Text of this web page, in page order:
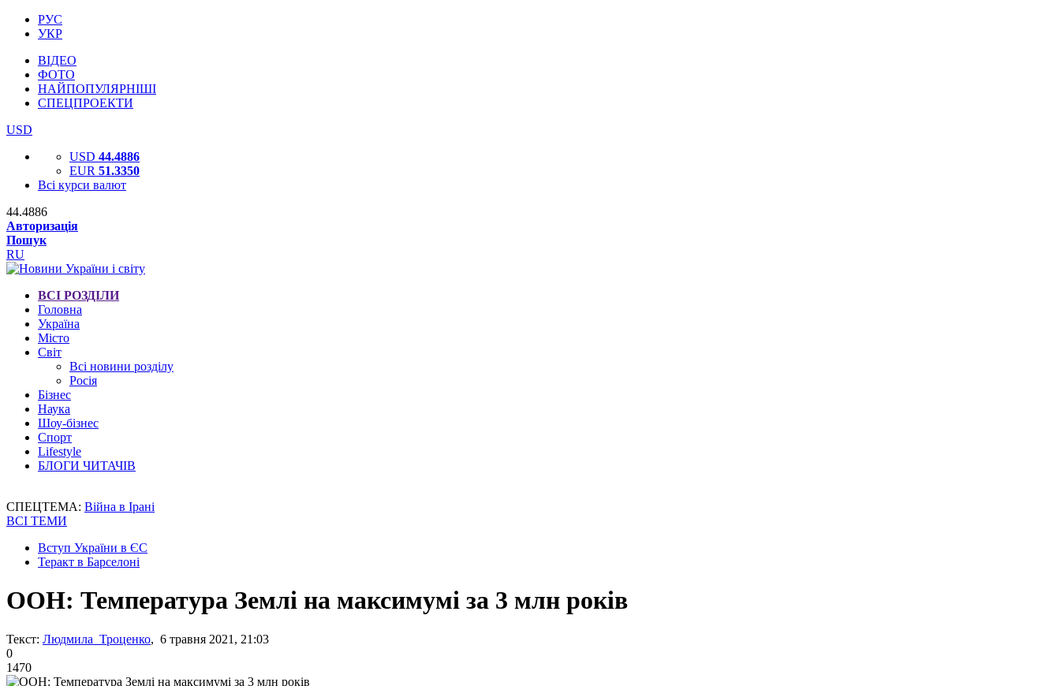
РУС
УКР
ВІДЕО
ФОТО
НАЙПОПУЛЯРНІШІ
СПЕЦПРОЕКТИ
USD
USD 44.4886
EUR 51.3350
Всі курси валют
44.4886
Авторизація
Пошук
RU
ВСІ РОЗДІЛИ
Головна
Україна
Місто
Світ
Всі новини розділу
Росія
Бізнес
Наука
Шоу-бізнес
Спорт
Lifestyle
БЛОГИ ЧИТАЧІВ
СПЕЦТЕМА: Війна в Ірані
ВСІ ТЕМИ
Вступ України в ЄС
Теракт в Барселоні
ООН: Температура Землі на максимумі за 3 млн років
Текст: Людмила Троценко, 6 травня 2021, 21:03
0
1470